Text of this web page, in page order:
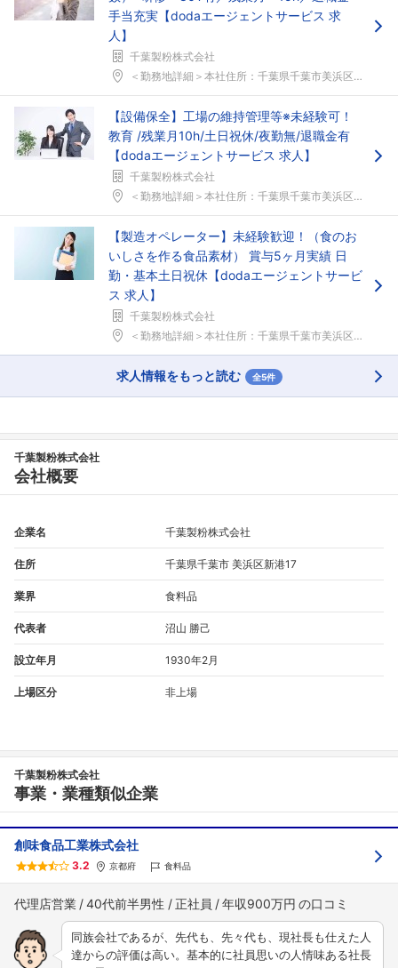
フォローしました
こちらの企業もフォローしませんか？
手当充実【dodaエージェントサービス 求
人】
千葉製粉株式会社
＜勤務地詳細＞本社住所：千葉県千葉市美浜区新港17...
【設備保全】工場の維持管理等※未経験可！
教育 /残業月10h/土日祝休/夜勤無/退職金有
【dodaエージェントサービス 求人】
千葉製粉株式会社
＜勤務地詳細＞本社住所：千葉県千葉市美浜区新港17...
【製造オペレーター】未経験歓迎！（食のお
いしさを作る食品素材） 賞与5ヶ月実績 日
勤・基本土日祝休【dodaエージェントサービ
ス 求人】
千葉製粉株式会社
＜勤務地詳細＞本社住所：千葉県千葉市美浜区新港17...
求人情報をもっと読む 全5件
千葉製粉株式会社
会社概要
企業名 千葉製粉株式会社
住所 千葉県千葉市 美浜区新港17
業界 食料品
代表者 沼山 勝己
設立年月 1930年2月
上場区分 非上場
千葉製粉株式会社
事業・業種類似企業
創味食品工業株式会社
3.2 京都府 食料品
代理店営業 40代前半男性 正社員 年収900万円
同族会社であるが、先代も、先々代も、現社長も仕えた人
達からの評価は高い。基本的に社員思いの人情味ある社長